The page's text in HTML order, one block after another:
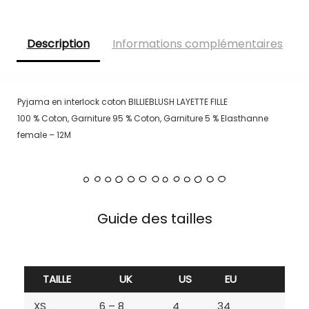
Description Informations complémentaires
Pyjama en interlock coton BILLIEBLUSH LAYETTE FILLE
100 % Coton, Garniture 95 % Coton, Garniture 5 % Elasthanne
female – 12M
Guide des tailles
TAILLE UK US
EU
XS
6 – 8 4
34